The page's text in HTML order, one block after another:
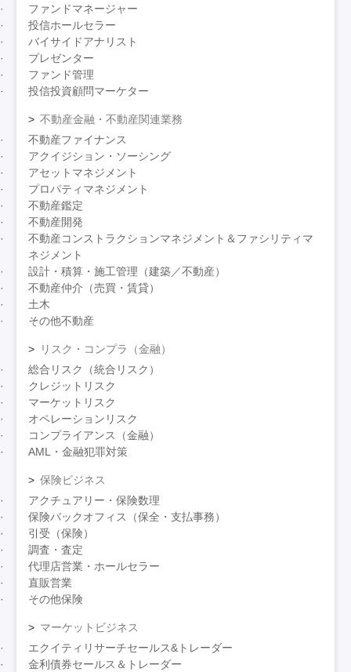
ファンドマネージャー
投信ホールセラー
バイサイドアナリスト
プレゼンター
ファンド管理
投信投資顧問マーケター
不動産金融・不動産関連業務
不動産ファイナンス
アクイジション・ソーシング
アセットマネジメント
プロパティマネジメント
不動産鑑定
不動産開発
不動産コンストラクションマネジメント＆ファシリティマ
ネジメント
設計・積算・施工管理（建築／不動産）
不動産仲介（売買・賃貸）
土木
その他不動産
リスク・コンプラ（金融）
総合リスク（統合リスク）
クレジットリスク
マーケットリスク
オペレーションリスク
コンプライアンス（金融）
AML・金融犯罪対策
保険ビジネス
アクチュアリー・保険数理
保険バックオフィス（保全・支払事務）
引受（保険）
調査・査定
代理店営業・ホールセラー
直販営業
その他保険
マーケットビジネス
エクイティリサーチセールス&トレーダー
金利債券セールス＆トレーダー